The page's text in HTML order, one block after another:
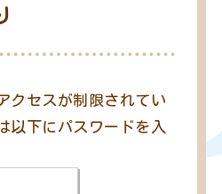
クセスが制限されてい
以下にパスワードを入